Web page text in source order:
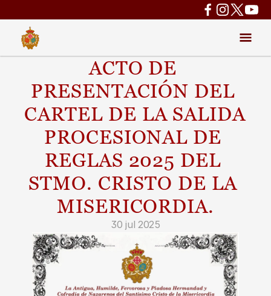
ACTO DE
PRESENTACIÓN DEL
CARTEL DE LA SALIDA
PROCESIONAL DE
REGLAS 2025 DEL
STMO. CRISTO DE LA
MISERICORDIA.
30 jul 2025